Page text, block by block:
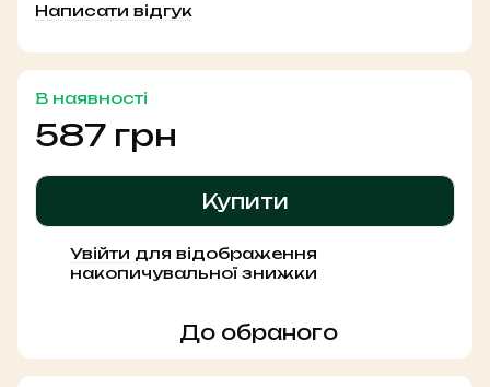
Написати відгук
В наявності
587 грн
Купити
Увійти для відображення
накопичувальної знижки
До обраного